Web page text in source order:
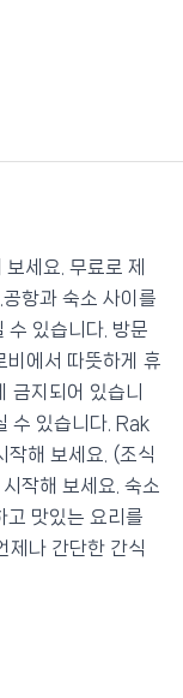
세요. 무료로 제
항과 숙소 사이를
수 있습니다. 방문
비에서 따뜻하게 휴
금지되어 있습니
수 있습니다. Rak
해 보세요. (조식
작해 보세요. 숙소
고 맛있는 요리를
나 간단한 간식